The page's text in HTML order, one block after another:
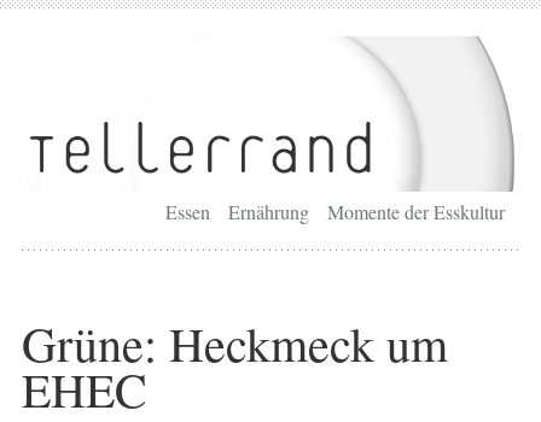
Essen Ernährung Momente der Esskultur
Grüne: Heckmeck um
EHEC